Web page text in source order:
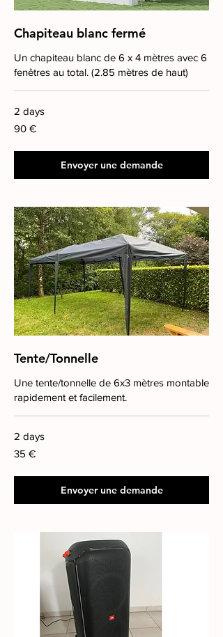
Chapiteau blanc fermé
Un chapiteau blanc de 6 x 4 mètres avec 6
fenêtres au total. (2.85 mètres de haut)
2 days
90
euros
90 €
Envoyer une demande
Tente/Tonnelle
Une tente/tonnelle de 6x3 mètres montable
rapidement et facilement.
2 days
35
euros
35 €
Envoyer une demande